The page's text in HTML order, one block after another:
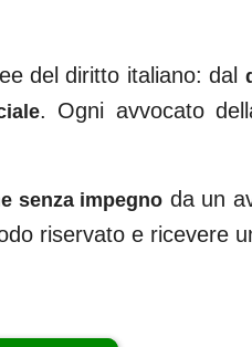
del diritto italiano: dal
. Ogni avvocato
senza impegno da un
riservato e ricevere